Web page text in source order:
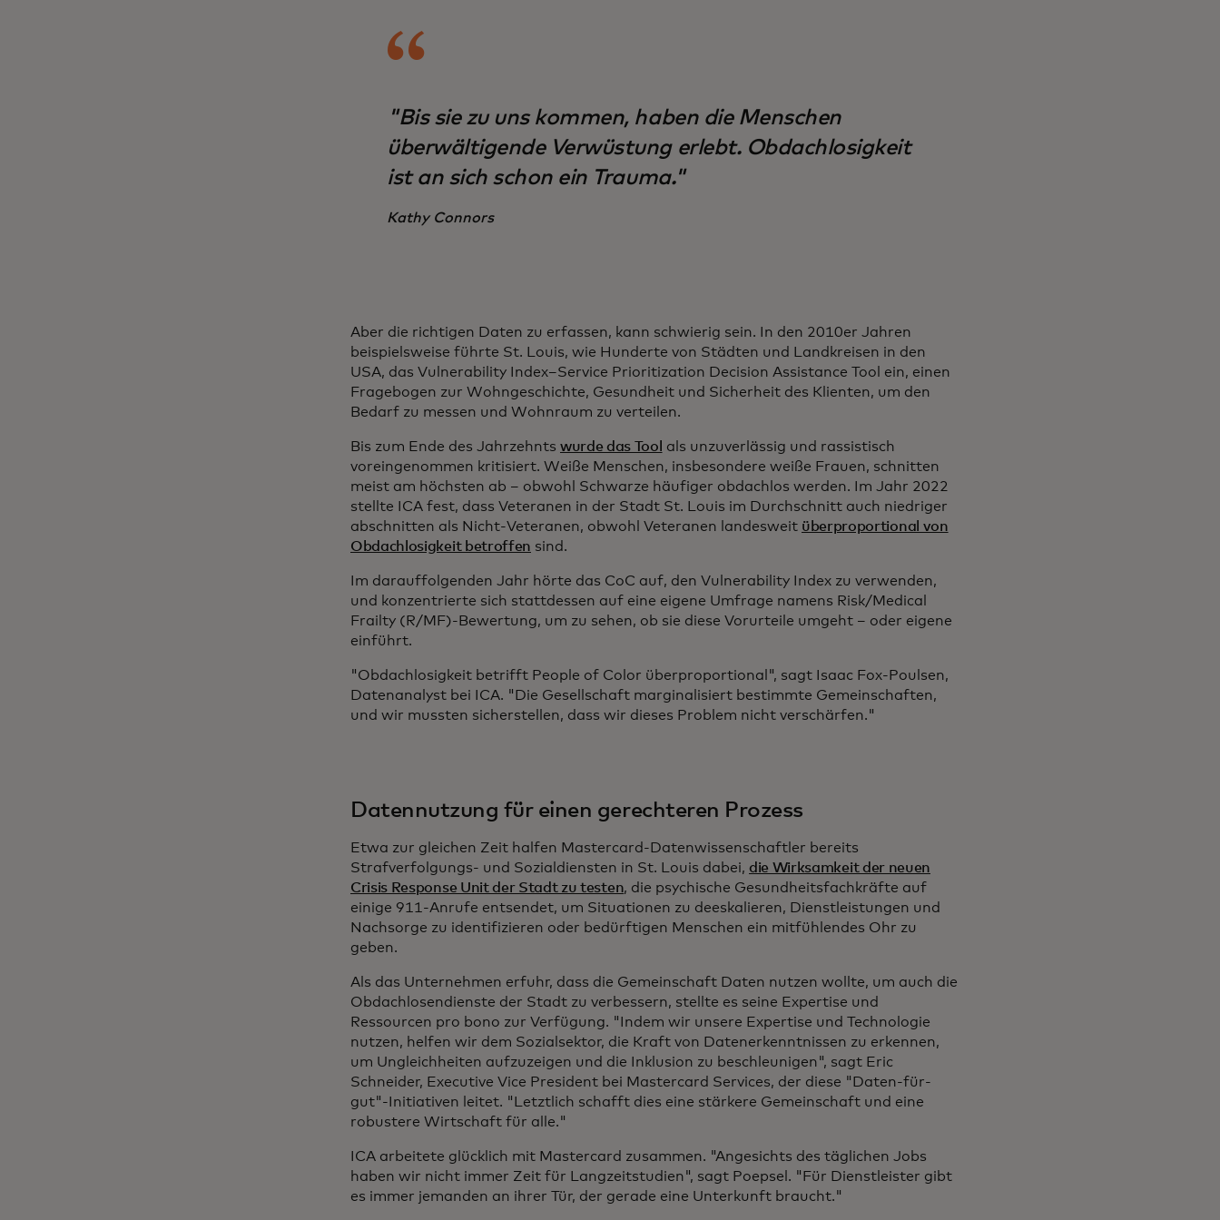
"Bis sie zu uns kommen, haben die Menschen
überwältigende Verwüstung erlebt. Obdachlosigkeit
ist an sich schon ein Trauma."
Kathy Connors
Aber die richtigen Daten zu erfassen, kann schwierig sein. In den 2010er Jahren
beispielsweise führte St. Louis, wie Hunderte von Städten und Landkreisen in den
USA, das Vulnerability Index–Service Prioritization Decision Assistance Tool ein, einen
Fragebogen zur Wohngeschichte, Gesundheit und Sicherheit des Klienten, um den
Bedarf zu messen und Wohnraum zu verteilen.
Bis zum Ende des Jahrzehnts wurde das Tool
als unzuverlässig und rassistisch
voreingenommen kritisiert. Weiße Menschen, insbesondere weiße Frauen, schnitten
meist am höchsten ab – obwohl Schwarze häufiger obdachlos werden. Im Jahr 2022
stellte ICA fest, dass Veteranen in der Stadt St. Louis im Durchschnitt auch niedriger
abschnitten als Nicht-Veteranen, obwohl Veteranen landesweit überproportional von
Obdachlosigkeit betroffen sind.
Im darauffolgenden Jahr hörte das CoC auf, den Vulnerability Index zu verwenden,
und konzentrierte sich stattdessen auf eine eigene Umfrage namens Risk/Medical
Frailty (R/MF)-Bewertung, um zu sehen, ob sie diese Vorurteile umgeht – oder eigene
einführt.
"Obdachlosigkeit betrifft People of Color überproportional", sagt Isaac Fox-Poulsen,
Datenanalyst bei ICA. "Die Gesellschaft marginalisiert bestimmte Gemeinschaften,
und wir mussten sicherstellen, dass wir dieses Problem nicht verschärfen."
Datennutzung für einen gerechteren Prozess
Etwa zur gleichen Zeit halfen Mastercard-Datenwissenschaftler bereits
Strafverfolgungs- und Sozialdiensten in St. Louis dabei, die Wirksamkeit der neuen
Crisis Response Unit der Stadt zu testen, die psychische Gesundheitsfachkräfte auf
einige 911-Anrufe entsendet, um Situationen zu deeskalieren, Dienstleistungen und
Nachsorge zu identifizieren oder bedürftigen Menschen ein mitfühlendes Ohr zu
geben.
Als das Unternehmen erfuhr, dass die Gemeinschaft Daten nutzen wollte, um auch die
Obdachlosendienste der Stadt zu verbessern, stellte es seine Expertise und
Ressourcen pro bono zur Verfügung. "Indem wir unsere Expertise und Technologie
nutzen, helfen wir dem Sozialsektor, die Kraft von Datenerkenntnissen zu erkennen,
um Ungleichheiten aufzuzeigen und die Inklusion zu beschleunigen", sagt Eric
Schneider, Executive Vice President bei Mastercard Services, der diese "Daten-für-
gut"-Initiativen leitet. "Letztlich schafft dies eine stärkere Gemeinschaft und eine
robustere Wirtschaft für alle."
ICA arbeitete glücklich mit Mastercard zusammen. "Angesichts des täglichen Jobs
haben wir nicht immer Zeit für Langzeitstudien", sagt Poepsel. "Für Dienstleister gibt
es immer jemanden an ihrer Tür, der gerade eine Unterkunft braucht."